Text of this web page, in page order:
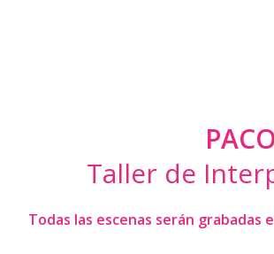
Taller de
Todas las escenas serán grabadas